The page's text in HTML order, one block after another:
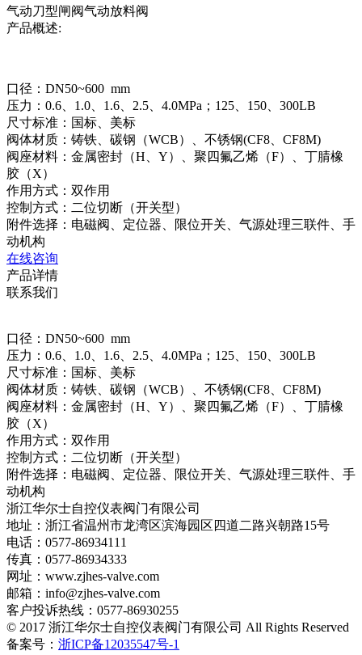
气动刀型闸阀气动放料阀
产品概述:
口径：DN50~600 mm
压力：0.6、1.0、1.6、2.5、4.0MPa；125、150、300LB
尺寸标准：国标、美标
阀体材质：铸铁、碳钢（WCB）、不锈钢(CF8、CF8M)
阀座材料：金属密封（H、Y）、聚四氟乙烯（F）、丁腈橡
胶（X）
作用方式：双作用
控制方式：二位切断（开关型）
附件选择：电磁阀、定位器、限位开关、气源处理三联件、手
动机构
在线咨询
产品详情
联系我们
口径：DN50~600 mm
压力：0.6、1.0、1.6、2.5、4.0MPa；125、150、300LB
尺寸标准：国标、美标
阀体材质：铸铁、碳钢（WCB）、不锈钢(CF8、CF8M)
阀座材料：金属密封（H、Y）、聚四氟乙烯（F）、丁腈橡
胶（X）
作用方式：双作用
控制方式：二位切断（开关型）
附件选择：电磁阀、定位器、限位开关、气源处理三联件、手
动机构
浙江华尔士自控仪表阀门有限公司
地址：浙江省温州市龙湾区滨海园区四道二路兴朝路15号
电话：0577-86934111
传真：0577-86934333
网址：www.zjhes-valve.com
邮箱：info@zjhes-valve.com
客户投诉热线：0577-86930255
© 2017 浙江华尔士自控仪表阀门有限公司 All Rights Reserved
备案号： 浙ICP备12035547号-1